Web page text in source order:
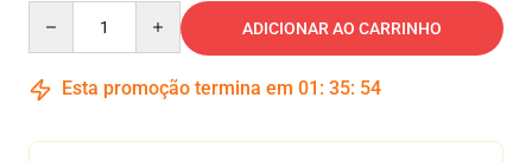
ADICIONAR AO CARRINHO
Esta promoção termina em 01 : 35: 53